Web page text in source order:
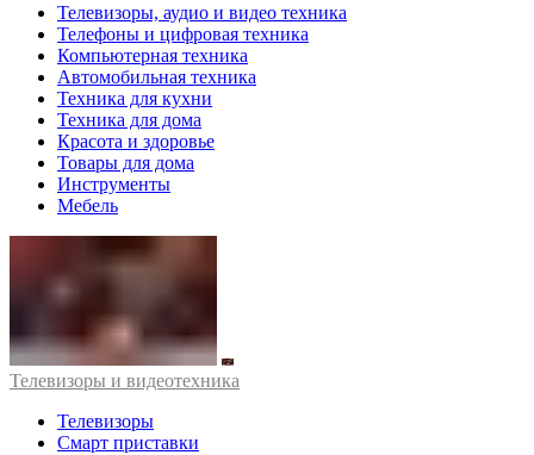
Телевизоры, аудио и видео техника
Телефоны и цифровая техника
Компьютерная техника
Автомобильная техника
Техника для кухни
Техника для дома
Красота и здоровье
Товары для дома
Инструменты
Мебель
Телевизоры и видеотехника
Телевизоры
Смарт приставки